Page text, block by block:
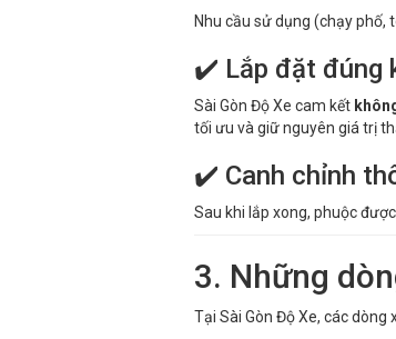
Nhu cầu sử dụng (chạy phố,
✔️ Lắp đặt đúng
Sài Gòn Độ Xe cam kết
tối ưu và giữ nguyên giá trị
✔️ Canh chỉnh
Sau khi lắp xong, phuộc
3. Những
Tại Sài Gòn Độ Xe, các